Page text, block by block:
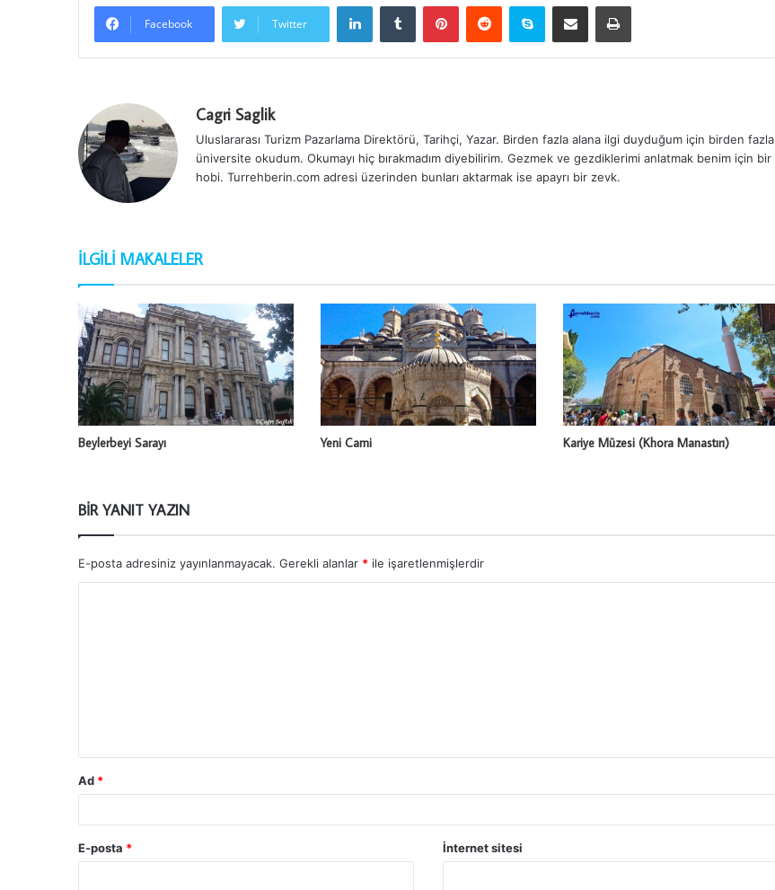
Facebook Twitter
LinkedInTumblr PinterestReddit Skype E-Posta ile paylaş Yazdır
Cagri Saglik
Uluslararası Turizm Pazarlama Direktörü, Tarihçi, Yazar. Birden fazla alana ilgi duyduğum için birden fazla
üniversite okudum. Okumayı hiç bırakmadım diyebilirim. Gezmek ve gezdiklerimi anlatmak benim için bir
hobi. Turrehberin.com adresi üzerinden bunları aktarmak ise apayrı bir zevk.
İLGILI MAKALELER
Beylerbeyi Sarayı Yeni Cami Kariye Müzesi (Khora Manastırı)
BIR YANIT YAZIN
E-posta adresiniz yayınlanmayacak. Gerekli alanlar * ile işaretlenmişlerdir
Ad *
E-posta * İnternet sitesi